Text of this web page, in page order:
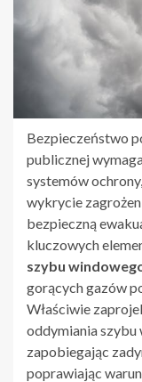
Bezpieczeństwo
publicznej
systemów
wykrycie
bezpieczną
kluczowych
szybu
gorących gazów
Właściwie
oddymiania szybu
zapobiegając
poprawiając